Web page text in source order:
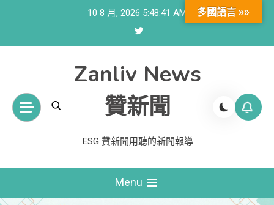
10 8 月, 2026 5:48:42 AM
Zanliv News
贊新聞
ESG 贊新聞用聽的新聞報導
Menu
多國語言 »»